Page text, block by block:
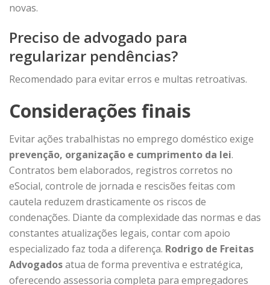
novas.
Preciso de advogado para
regularizar pendências?
Recomendado para evitar erros e multas retroativas.
Considerações finais
Evitar ações trabalhistas no emprego doméstico exige
prevenção, organização e cumprimento da lei.
Contratos bem elaborados, registros corretos no
eSocial, controle de jornada e rescisões feitas com
cautela reduzem drasticamente os riscos de
condenações. Diante da complexidade das normas e das
constantes atualizações legais, contar com apoio
especializado faz toda a diferença. Rodrigo de Freitas
Advogadosatua de forma preventiva e estratégica,
oferecendo assessoria completa para empregadores